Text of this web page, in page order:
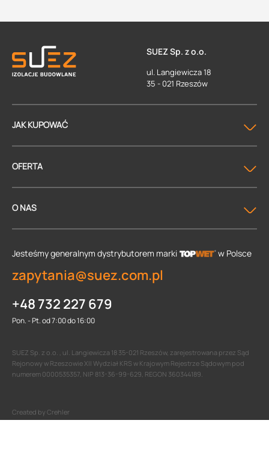
SUEZ Sp. z o.o.
ul. Langiewicza 18
35 - 021 Rzeszów
JAK KUPOWAĆ
OFERTA
O NAS
Jesteśmy generalnym dystrybutorem marki w Polsce
zapytania@suez.com.pl
+48 732 227 679
Pon. - Pt. od 7:00 do 16:00
SUEZ Sp. z o.o. , ul. Langiewicza 18 35-021 Rzeszów, zarejestrowana przez Sąd
Rejonowy w Rzeszowie XII Wydział KRS w Krajowym Rejestrze Sądowym pod
numerem 0000535357, NIP 813-36-99-629, REGON 360344189.
Created by Crehler